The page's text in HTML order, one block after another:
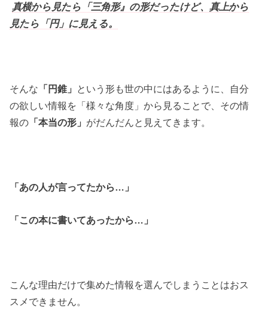
真横から見たら「三角形』の形だったけど、真上から
見たら「円」に見える。
そんな 「円錐」 という形も世の中にはあるように、自分
の欲しい情報を 「様々な角度」から見ることで、その情
報の 「本当の形」 がだんだんと見えてきます。
「あの人が言ってたから…」
「この本に書いてあったから…」
こんな理由だけで集めた情報を選んでしまうことはおス
スメできません。